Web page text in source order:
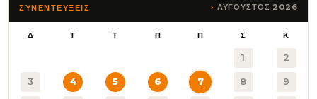
ΣΥΝΕΝΤΕΥΞΕΙΣ ΑΥΓΟΥΣΤΟΣ 2026
Δ Τ Τ Π Π Σ Κ
1 2
3 4 5 6 7 8 9